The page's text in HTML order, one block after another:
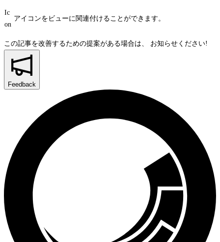
Ic
on
アイコンをビューに関連付けることができます。
この記事を改善するための提案がある場合は、 お知らせください!
Feedback